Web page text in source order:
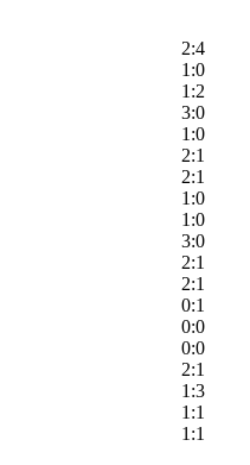
2:4
1:0
1:2
3:0
1:0
2:1
2:1
1:0
1:0
3:0
2:1
2:1
0:1
0:0
0:0
2:1
1:3
1:1
1:1